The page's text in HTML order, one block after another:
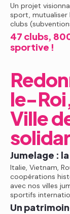
Un projet
sport, mutualiser
clubs
47 clubs,
sportive !
le-
Ville
Jumelage :
Italie, Vietnam,
coopérations
avec nos villes
sportifs
Un